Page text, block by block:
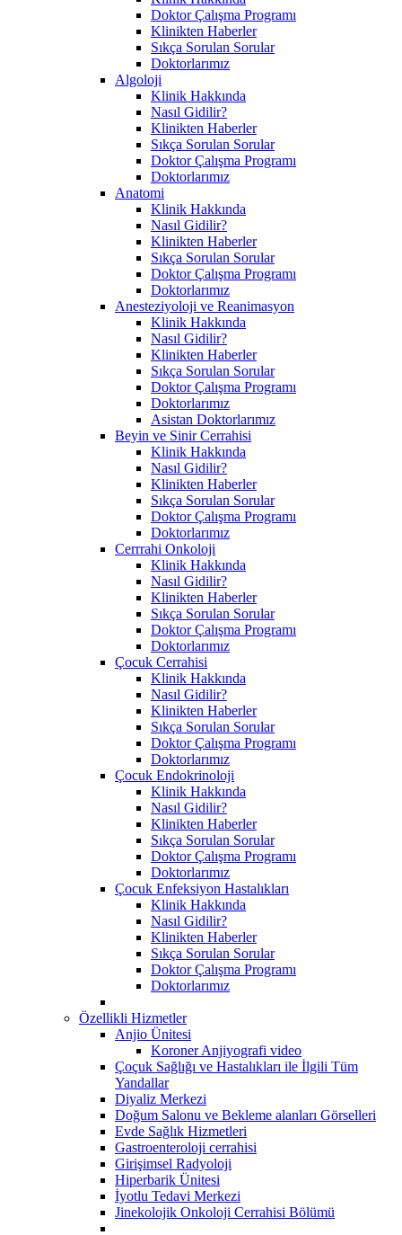
Doktor Çalışma Programı
Klinikten Haberler
Sıkça Sorulan Sorular
Doktorlarımız
Algoloji
Klinik Hakkında
Nasıl Gidilir?
Klinikten Haberler
Sıkça Sorulan Sorular
Doktor Çalışma Programı
Doktorlarımız
Anatomi
Klinik Hakkında
Nasıl Gidilir?
Klinikten Haberler
Sıkça Sorulan Sorular
Doktor Çalışma Programı
Doktorlarımız
Anesteziyoloji ve Reanimasyon
Klinik Hakkında
Nasıl Gidilir?
Klinikten Haberler
Sıkça Sorulan Sorular
Doktor Çalışma Programı
Doktorlarımız
Asistan Doktorlarımız
Beyin ve Sinir Cerrahisi
Klinik Hakkında
Nasıl Gidilir?
Klinikten Haberler
Sıkça Sorulan Sorular
Doktor Çalışma Programı
Doktorlarımız
Cerrrahi Onkoloji
Klinik Hakkında
Nasıl Gidilir?
Klinikten Haberler
Sıkça Sorulan Sorular
Doktor Çalışma Programı
Doktorlarımız
Çocuk Cerrahisi
Klinik Hakkında
Nasıl Gidilir?
Klinikten Haberler
Sıkça Sorulan Sorular
Doktor Çalışma Programı
Doktorlarımız
Çocuk Endokrinoloji
Klinik Hakkında
Nasıl Gidilir?
Klinikten Haberler
Sıkça Sorulan Sorular
Doktor Çalışma Programı
Doktorlarımız
Çocuk Enfeksiyon Hastalıkları
Klinik Hakkında
Nasıl Gidilir?
Klinikten Haberler
Sıkça Sorulan Sorular
Doktor Çalışma Programı
Doktorlarımız
Özellikli Hizmetler
Anjio Ünitesi
Koroner Anjiyografi video
Çoçuk Sağlığı ve Hastalıkları ile İlgili Tüm
Yandallar
Diyaliz Merkezi
Doğum Salonu ve Bekleme alanları Görselleri
Evde Sağlık Hizmetleri
Gastroenteroloji cerrahisi
Girişimsel Radyoloji
Hiperbarik Ünitesi
İyotlu Tedavi Merkezi
Jinekolojik Onkoloji Cerrahisi Bölümü